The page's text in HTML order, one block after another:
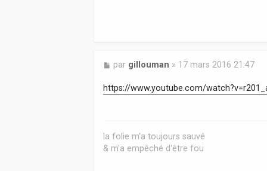
M
s
s
par gillouman » 17 mars 2016 21:47
https://www.youtube.com/
la folie m'a toujours sauvé
& m'a empêché d'être fou